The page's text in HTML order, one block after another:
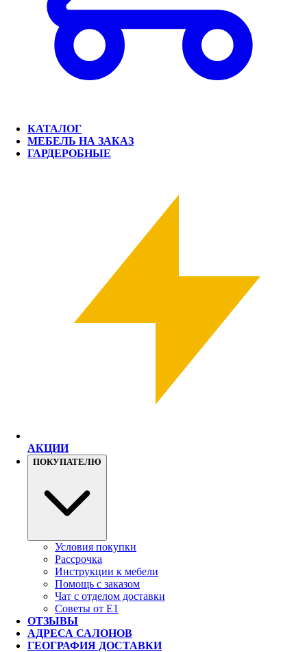
КАТАЛОГ
МЕБЕЛЬ НА ЗАКАЗ
ГАРДЕРОБНЫЕ
АКЦИИ
ПОКУПАТЕЛЮ
Условия покупки
Рассрочка
Инструкции к мебели
Помощь с заказом
Чат с отделом доставки
Советы от Е1
ОТЗЫВЫ
АДРЕСА САЛОНОВ
ГЕОГРАФИЯ ДОСТАВКИ